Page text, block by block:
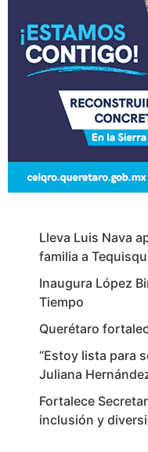
Lleva Luis Nava
familia a
Inaugura López
Tiempo
Querétaro
“Estoy lista para
Juliana
Fortalece
inclusión y